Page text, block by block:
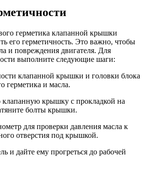
герметика клапанной крышки
его герметичность. Это важно, чтобы
и повреждения двигателя. Для
выполните следующие шаги:
клапанной крышки и головки блока
герметика и масла.
клапанную крышку с прокладкой на
болты крышки.
для проверки давления масла к
отверстия под крышкой.
и дайте ему прогреться до рабочей